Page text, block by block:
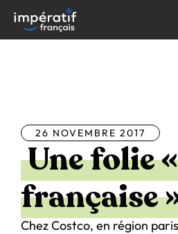
contenu
26 NOVEMBRE 2017
Une folie «
française
Chez Costco, en région